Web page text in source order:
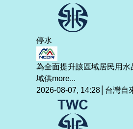
停水
為全面提升該區域居民用水
域供more...
2026-08-07, 14:28│台灣自